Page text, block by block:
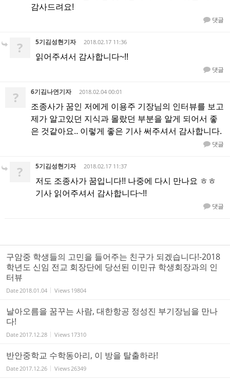
감사드려요!
댓글
? 5기김성현기자 2018.02.17 11:36
읽어주셔서 감사합니다~!!
댓글
? 6기김나연기자 2018.02.04 00:01
조종사가 꿈인 저에게 이용주 기장님의 인터뷰를 보고
제가 알고있던 지식과 몰랐던 부분을 알게 되어서 좋
은 것같아요.. 이렇게 좋은 기사 써주셔서 감사합니다.
댓글
? 5기김성현기자 2018.02.17 11:37
저도 조종사가 꿈입니다!! 나중에 다시 만나요 ㅎㅎ
기사 읽어주셔서 감사합니다~!!
댓글
구암중 학생들의 고민을 들어주는 친구가 되겠습니다!-2018
학년도 신임 전교 회장단에 당선된 이민규 학생회장과의 인
터뷰
Date2018.01.04 Views 19804
날아오름을 꿈꾸는 사람, 대한항공 정성진 부기장님을 만나
다!
Date2017.12.28 Views 17310
반안중학교 수학동아리, 이 방을 탈출하라!
Date2017.12.26 Views26349